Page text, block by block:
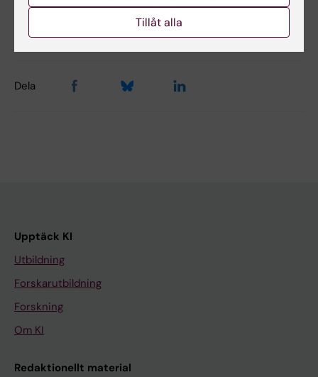
Anna Persson
Dela
Upptäck KI
Utbildning
Forskarutbildning
Forskning
Om KI
Redaktionellt material
Tillåt alla